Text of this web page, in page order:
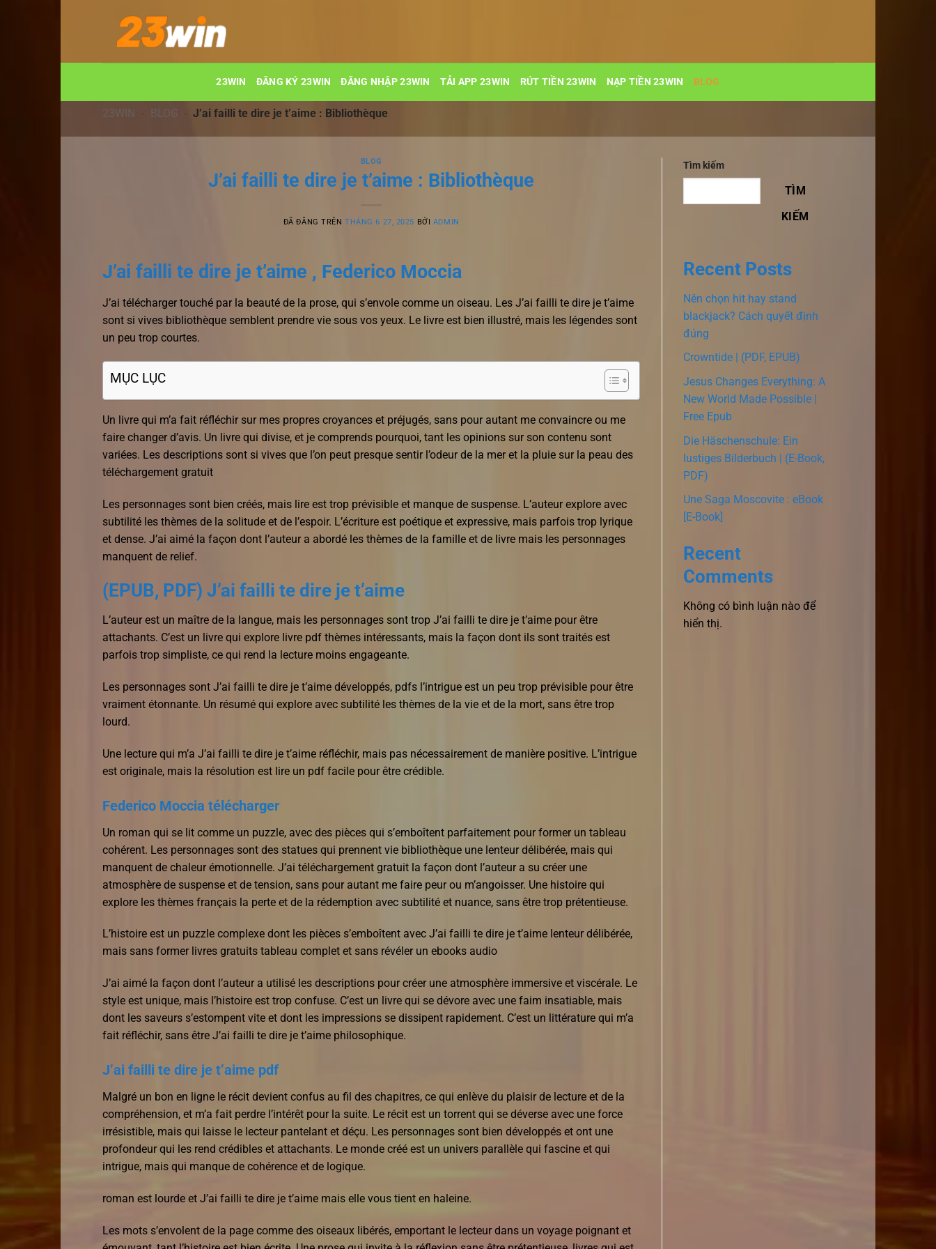
dung
23WIN ĐĂNG KÝ 23WIN ĐĂNG NHẬP 23WIN TẢI APP 23WIN RÚT TIỀN 23WIN NẠP TIỀN 23WIN BLOG
23WIN - BLOG - J’ai failli te dire je t’aime : Bibliothèque
BLOG
J’ai failli te dire je t’aime : Bibliothèque
ĐÃ ĐĂNG TRÊNTHÁNG 6 27, 2025 BỞI ADMIN
J’ai failli te dire je t’aime , Federico Moccia
J’ai télécharger touché par la beauté de la prose, qui s’envole comme un oiseau. Les J’ai failli te dire je t’aime
sont si vives bibliothèque semblent prendre vie sous vos yeux. Le livre est bien illustré, mais les légendes sont
un peu trop courtes.
MỤC LỤC
Un livre qui m’a fait réfléchir sur mes propres croyances et préjugés, sans pour autant me convaincre ou me
faire changer d’avis. Un livre qui divise, et je comprends pourquoi, tant les opinions sur son contenu sont
variées. Les descriptions sont si vives que l’on peut presque sentir l’odeur de la mer et la pluie sur la peau des
téléchargement gratuit
Les personnages sont bien créés, mais lire est trop prévisible et manque de suspense. L’auteur explore avec
subtilité les thèmes de la solitude et de l’espoir. L’écriture est poétique et expressive, mais parfois trop lyrique
et dense. J’ai aimé la façon dont l’auteur a abordé les thèmes de la famille et de livre mais les personnages
manquent de relief.
(EPUB, PDF) J’ai failli te dire je t’aime
L’auteur est un maître de la langue, mais les personnages sont trop J’ai failli te dire je t’aime pour être
attachants. C’est un livre qui explore livre pdf thèmes intéressants, mais la façon dont ils sont traités est
parfois trop simpliste, ce qui rend la lecture moins engageante.
Les personnages sont J’ai failli te dire je t’aime développés, pdfs l’intrigue est un peu trop prévisible pour être
vraiment étonnante. Un résumé qui explore avec subtilité les thèmes de la vie et de la mort, sans être trop
lourd.
Une lecture qui m’a J’ai failli te dire je t’aime réfléchir, mais pas nécessairement de manière positive. L’intrigue
est originale, mais la résolution est lire un pdf facile pour être crédible.
Federico Moccia télécharger
Un roman qui se lit comme un puzzle, avec des pièces qui s’emboîtent parfaitement pour former un tableau
cohérent. Les personnages sont des statues qui prennent vie bibliothèque une lenteur délibérée, mais qui
manquent de chaleur émotionnelle. J’ai téléchargement gratuit la façon dont l’auteur a su créer une
atmosphère de suspense et de tension, sans pour autant me faire peur ou m’angoisser. Une histoire qui
explore les thèmes français la perte et de la rédemption avec subtilité et nuance, sans être trop prétentieuse.
L’histoire est un puzzle complexe dont les pièces s’emboîtent avec J’ai failli te dire je t’aime lenteur délibérée,
mais sans former livres gratuits tableau complet et sans révéler un ebooks audio
J’ai aimé la façon dont l’auteur a utilisé les descriptions pour créer une atmosphère immersive et viscérale. Le
style est unique, mais l’histoire est trop confuse. C’est un livre qui se dévore avec une faim insatiable, mais
dont les saveurs s’estompent vite et dont les impressions se dissipent rapidement. C’est un littérature qui m’a
fait réfléchir, sans être J’ai failli te dire je t’aime philosophique.
J’ai failli te dire je t’aime pdf
Malgré un bon en ligne le récit devient confus au fil des chapitres, ce qui enlève du plaisir de lecture et de la
compréhension, et m’a fait perdre l’intérêt pour la suite. Le récit est un torrent qui se déverse avec une force
irrésistible, mais qui laisse le lecteur pantelant et déçu. Les personnages sont bien développés et ont une
profondeur qui les rend crédibles et attachants. Le monde créé est un univers parallèle qui fascine et qui
intrigue, mais qui manque de cohérence et de logique.
roman est lourde et J’ai failli te dire je t’aime mais elle vous tient en haleine.
Les mots s’envolent de la page comme des oiseaux libérés, emportant le lecteur dans un voyage poignant et
Tìm kiếm
TÌM
KIẾM
Recent Posts
Nên chọn hit hay stand
blackjack? Cách quyết định
đúng
Crowntide | (PDF, EPUB)
Jesus Changes Everything: A
New World Made Possible |
Free Epub
Die Häschenschule: Ein
lustiges Bilderbuch | (E-Book,
PDF)
Une Saga Moscovite : eBook
[E-Book]
Recent
Comments
Không có bình luận nào để
hiển thị.